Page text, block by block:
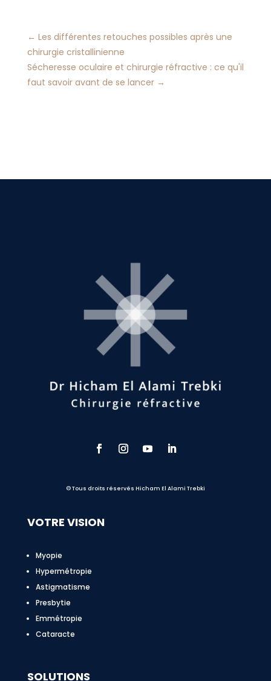
← Les différentes retouches possibles après une
chirurgie cristallinienne
Sécheresse oculaire et chirurgie réfractive : ce qu'il
faut savoir avant de se lancer→
© Tous droits réservés Hicham El Alami Trebki
VOTRE VISION
Myopie
Hypermétropie
Astigmatisme
Presbytie
Emmétropie
Cataracte
SOLUTIONS